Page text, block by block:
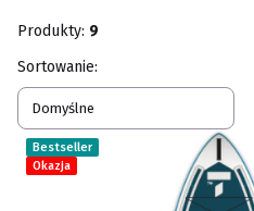
Produkty: 9
Lista produktów
Sortowanie:
Domyślne
Okazja
Bestseller